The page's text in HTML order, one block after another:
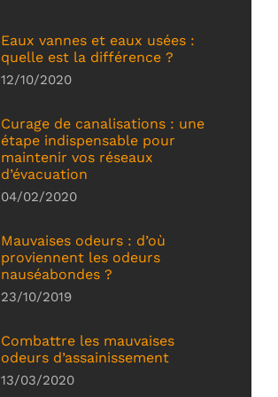
Eaux vannes et eaux usées :
quelle est la différence ?
12/10/2020
Curage de canalisations : une
étape indispensable pour
maintenir vos réseaux
d’évacuation
04/02/2020
Mauvaises odeurs : d’où
proviennent les odeurs
nauséabondes ?
23/10/2019
Combattre les mauvaises
odeurs d’assainissement
13/03/2020